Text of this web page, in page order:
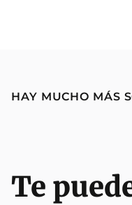
HAY MUCHO MÁS
Te